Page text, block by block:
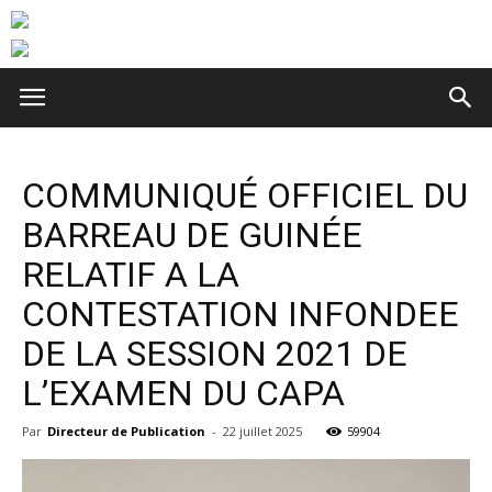
COMMUNIQUÉ OFFICIEL DU
BARREAU DE GUINÉE
RELATIF A LA
CONTESTATION INFONDEE
DE LA SESSION 2021 DE
L’EXAMEN DU CAPA
Par Directeur de Publication - 22 juillet 2025 59904